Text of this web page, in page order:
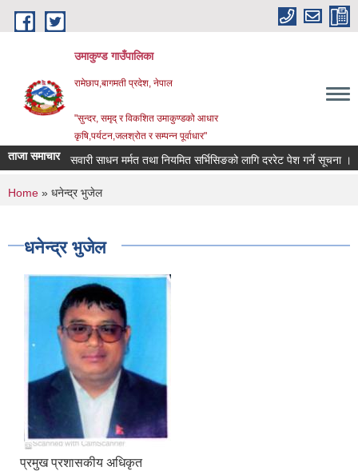
Skip to main content
उमाकुण्ड गाउँपालिका
रामेछाप,बागमती प्रदेश, नेपाल
"सुन्दर, समृद् र विकशित उमाकुण्डको आधार
कृषि,पर्यटन,जलश्रोत र सम्पन्न पूर्वाधार"
ताजा समाचारसवारी साधन मर्मत तथा नियमित सर्भिसिङको लागि दररेट पेश गर्ने सूचना ।
You are here
Home » धनेन्द्र भुजेल
धनेन्द्र भुजेल
प्रमुख प्रशासकीय अधिकृत